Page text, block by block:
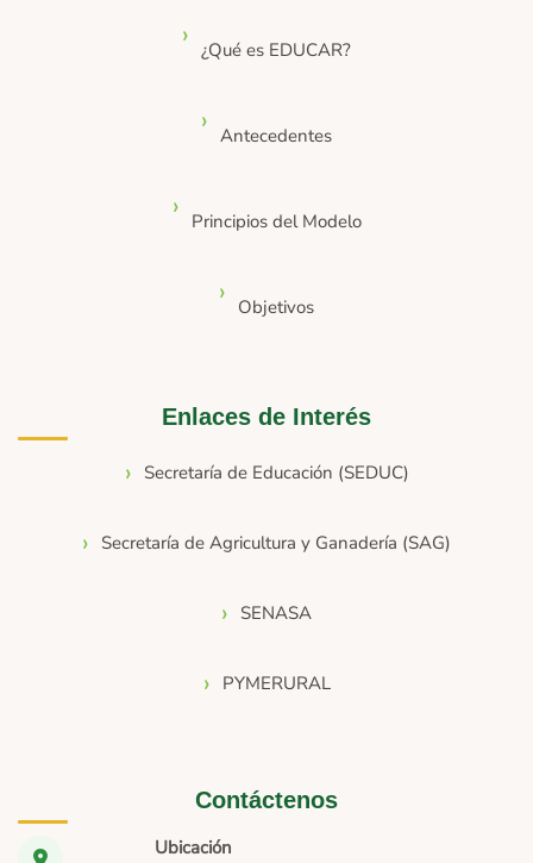
¿Qué es EDUCAR?
Antecedentes
Principios del Modelo
Objetivos
Enlaces de Interés
Secretaría de Educación (SEDUC)
Secretaría de Agricultura y Ganadería (SAG)
SENASA
PYMERURAL
Contáctenos
Ubicación